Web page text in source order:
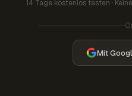
14 Tage kostenlos testen ·
Mit